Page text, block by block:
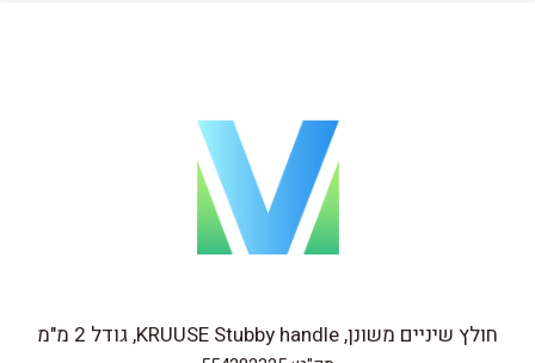
חולץ שיניים משונן, KRUUSE Stubby handle, גודל 2 מ"מ